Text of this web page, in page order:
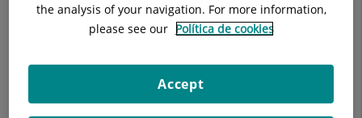
the analysis of your navigation. For more information,
please see our Política de cookies
Accept